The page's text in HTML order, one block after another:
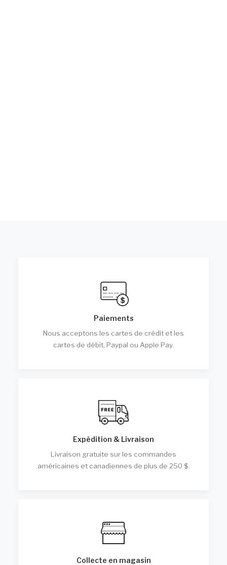
Paiements
Nous acceptons les cartes de crédit et les
cartes de débit, Paypal ou Apple Pay.
Expédition & Livraison
Livraison gratuite sur les commandes
américaines et canadiennes de plus de 250 $.
Collecte en magasin